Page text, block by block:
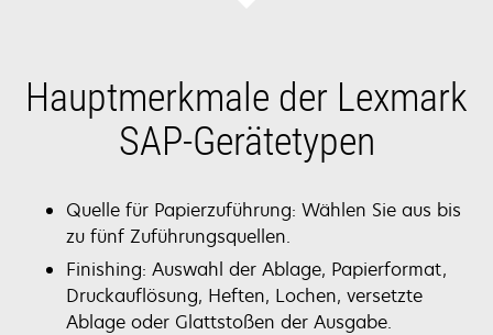
Hauptmerkmale der Lexmark
SAP-Gerätetypen
Quelle für Papierzuführung: Wählen Sie aus bis
zu fünf Zuführungsquellen.
Finishing: Auswahl der Ablage, Papierformat,
Druckauflösung, Heften, Lochen, versetzte
Ablage oder Glattstoßen der Ausgabe.